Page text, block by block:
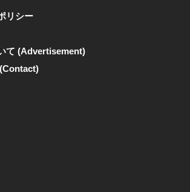
リシー
て (Advertisement)